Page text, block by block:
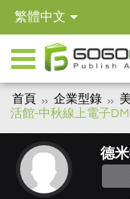
繁體中文
首頁 企業型錄
活館-中秋線上電子DM
德